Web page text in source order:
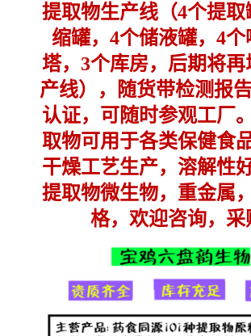
提取物生产线（4个提取
缩罐，4个储液罐，4个
塔，3个库房，后期将再
产线），随货带检测报
认证，可随时参观工厂
取物可用于各类保健食
干燥工艺生产，溶解性
提取物微生物，重金属
格，欢迎咨询，采